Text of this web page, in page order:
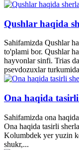
Qushlar haqida
Sahifamizda Qushlar
to'plami bor. Qushlar
hayvonlar sinfi. Trias
psevdozuxlar
Ona haqida
Sahifamizda ona
Ona haqida tasirli
Kolumbdek yer yuzin
shukr,...